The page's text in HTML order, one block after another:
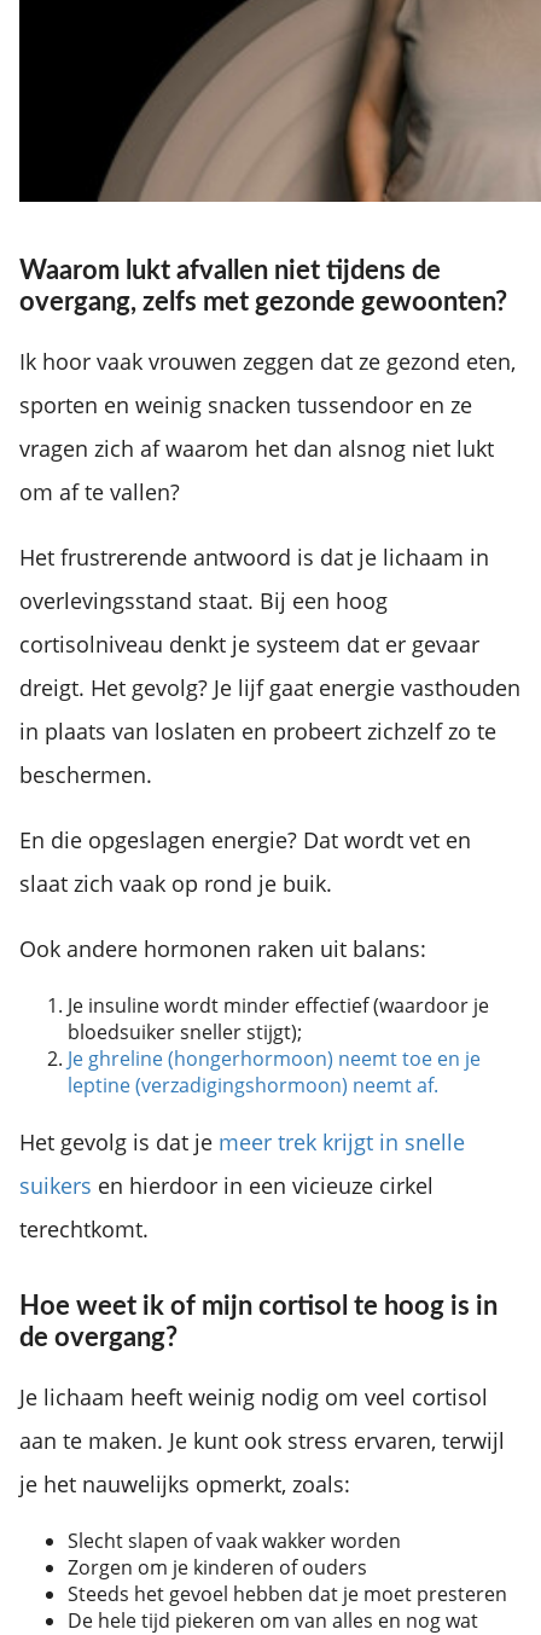
Waarom lukt afvallen niet tijdens de
overgang, zelfs met gezonde gewoonten?
Ik hoor vaak vrouwen zeggen dat ze gezond eten,
sporten en weinig snacken tussendoor en ze
vragen zich af waarom het dan alsnog niet lukt
om af te vallen?
Het frustrerende antwoord is dat je lichaam in
overlevingsstand staat. Bij een hoog
cortisolniveau denkt je systeem dat er gevaar
dreigt. Het gevolg? Je lijf gaat energie vasthouden
in plaats van loslaten en probeert zichzelf zo te
beschermen.
En die opgeslagen energie? Dat wordt vet en
slaat zich vaak op rond je buik.
Ook andere hormonen raken uit balans:
Je insuline wordt minder effectief (waardoor je
bloedsuiker sneller stijgt);
Je ghreline (hongerhormoon) neemt toe en je
leptine (verzadigingshormoon) neemt af.
Het gevolg is dat je meer trek krijgt in snelle
suikers en hierdoor in een vicieuze cirkel
terechtkomt.
Hoe weet ik of mijn cortisol te hoog is in
de overgang?
Je lichaam heeft weinig nodig om veel cortisol
aan te maken. Je kunt ook stress ervaren, terwijl
je het nauwelijks opmerkt, zoals:
Slecht slapen of vaak wakker worden
Zorgen om je kinderen of ouders
Steeds het gevoel hebben dat je moet presteren
De hele tijd piekeren om van alles en nog wat